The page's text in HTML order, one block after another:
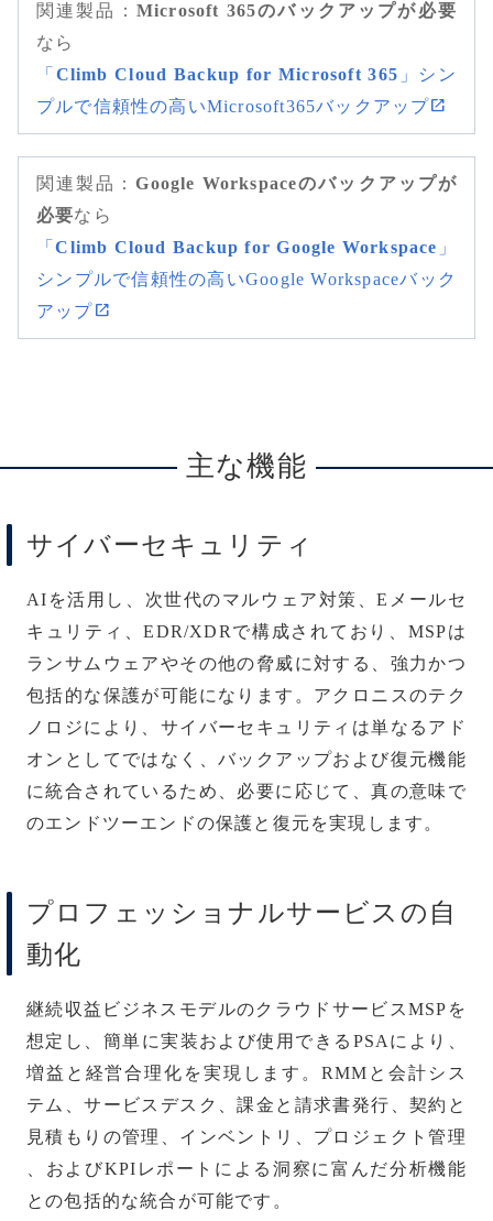
関連製品： Microsoft 365のバックアップが必要
なら
「 Climb Cloud Backup for Microsoft 365 」シン
プルで信頼性の高いMicrosoft365バックアップ
関連製品：Google Workspaceのバックアップが
必要なら
「Climb Cloud Backup for Google Workspace 」
シンプルで信頼性の高いGoogle Workspaceバック
アップ
主な機能
サイバーセキュリティ
AIを活用し、次世代のマルウェア対策、Eメールセ
キュリティ、EDR/XDRで構成されており、MSPは
ランサムウェアやその他の脅威に対する、強力かつ
包括的な保護が可能になります。アクロニスのテク
ノロジにより、サイバーセキュリティは単なるアド
オンとしてではなく、バックアップおよび復元機能
に統合されているため、必要に応じて、真の意味で
のエンドツーエンドの保護と復元を実現します。
プロフェッショナルサービスの自
動化
継続収益ビジネスモデルのクラウドサービスMSPを
想定し、簡単に実装および使用できるPSAにより、
増益と経営合理化を実現します。RMMと会計シス
テム、サービスデスク、課金と請求書発行、契約と
見積もりの管理、インベントリ、プロジェクト管理
、およびKPIレポートによる洞察に富んだ分析機能
との包括的な統合が可能です。